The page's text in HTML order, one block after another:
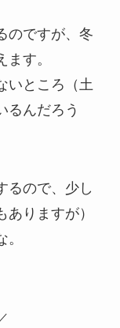
のですが、冬
す。
いところ（土
るんだろう
るので、少し
りますが）